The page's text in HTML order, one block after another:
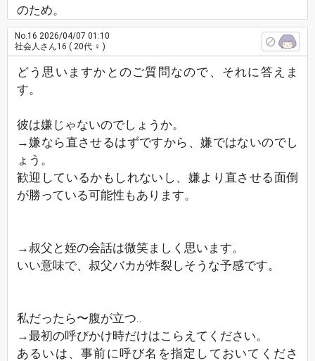
のため。
No.16 2026/04/07 01:10
社会人さん16 ( 20代 ♀ )
どう思いますかとのご質問なので、それに答えま
す。
彼は嫌じゃないのでしょうか。
→嫌なら直させるはずですから、嫌ではないのでし
ょう。
歓迎しているかもしれないし、嫌より直させる面倒
が勝っている可能性もあります。
→叔父と姪の会話は微笑ましく思います。
いい意味で、叔父バカが炸裂しそうな予感です。
私だったら〜腹が立つ‥
→最初の呼びかけ時だけはこらえてください。
あるいは、事前に呼び名を指定しておいてくださ